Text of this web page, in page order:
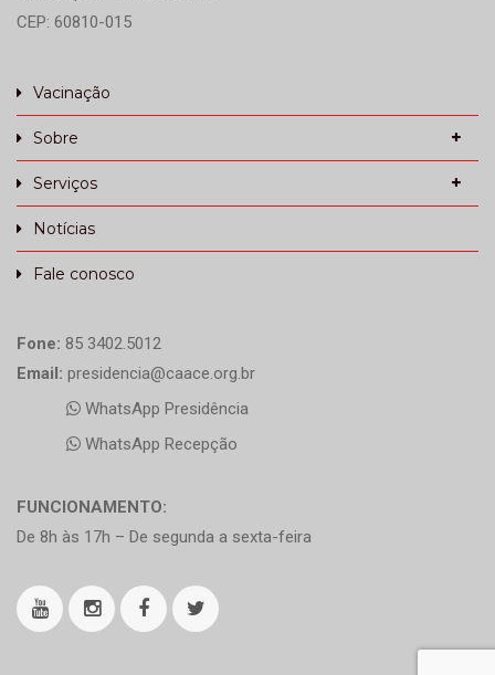
CEP: 60810-015
Vacinação
Sobre
Serviços
Notícias
Fale conosco
Fone: 85 3402.5012
Email: presidencia@caace.org.br
WhatsApp Presidência
WhatsApp Recepção
FUNCIONAMENTO:
De 8h às 17h – De segunda a sexta-feira